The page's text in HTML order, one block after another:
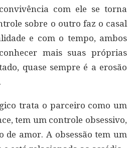
com ele se torna
sobre o outro faz o casal
e com o tempo, ambos
mais suas próprias
quase sempre é a erosão
trata o parceiro como um
tem um controle obsessivo,
de amor. A obsessão tem um